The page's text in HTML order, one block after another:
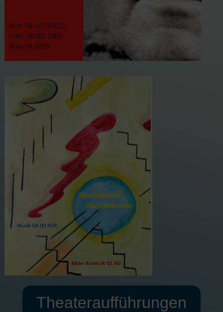
Theateraufführungen